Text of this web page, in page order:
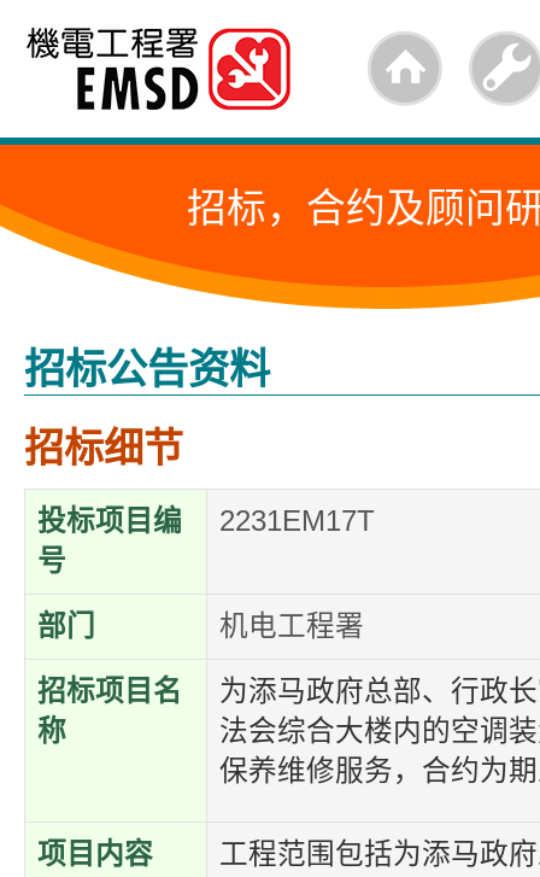
跳
内
的
始
招标，合约及顾问
招标公告资料
招标细节
投标项目编
号
2231EM17T
部门 机电工程署
招标项目名
称
为添马政府总部、行政
法会综合大楼内的空调
保养维修服务，合约为
项目内容
工程范围包括为添马政